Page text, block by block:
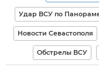
Удар ВСУ по
Новости Севастополя
Обстрелы ВСУ